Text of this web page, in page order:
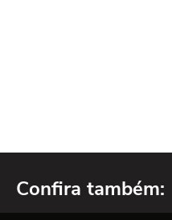
Confira também: